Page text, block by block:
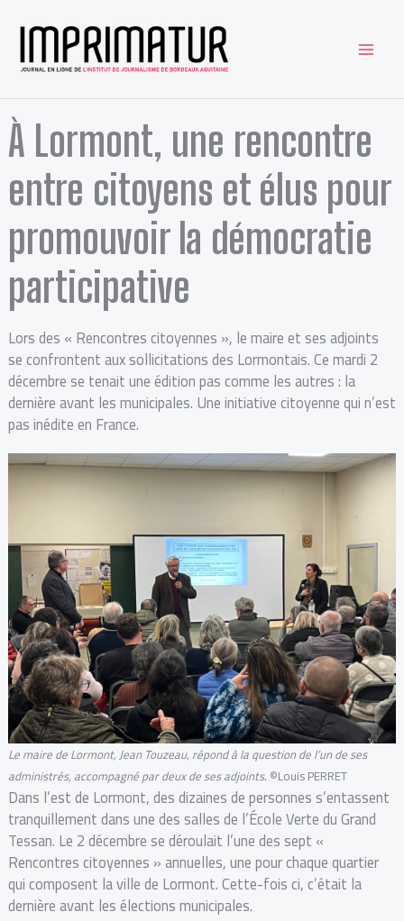
À Lormont, une rencontre
entre citoyens et élus pour
promouvoir la démocratie
participative
Lors des « Rencontres citoyennes », le maire et ses adjoints
se confrontent aux sollicitations des Lormontais. Ce mardi 2
décembre se tenait une édition pas comme les autres : la
dernière avant les municipales. Une initiative citoyenne qui n’est
pas inédite en France.
Le maire de Lormont, Jean Touzeau, répond à la question de l’un de ses
administrés, accompagné par deux de ses adjoints. ©Louis PERRET
Dans l’est de Lormont, des dizaines de personnes s’entassent
tranquillement dans une des salles de l’École Verte du Grand
Tessan. Le 2 décembre se déroulait l’une des sept «
Rencontres citoyennes » annuelles, une pour chaque quartier
qui composent la ville de Lormont. Cette-fois ci, c’était la
dernière avant les élections municipales.